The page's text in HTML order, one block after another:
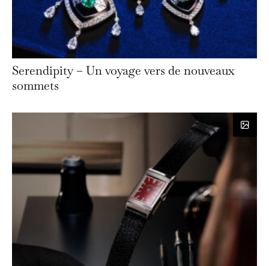
Serendipity – Un voyage vers de nouveaux
sommets